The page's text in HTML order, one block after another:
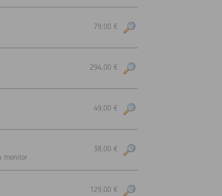
79,00 €
294,00 €
49,00 €
monitor
38,00 €
129,00 €